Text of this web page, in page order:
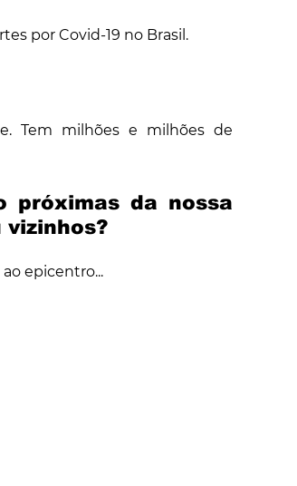
por Covid‑19 no Brasil.
Tem milhões e milhões de
próximas da nossa
vizinhos?
epicentro...